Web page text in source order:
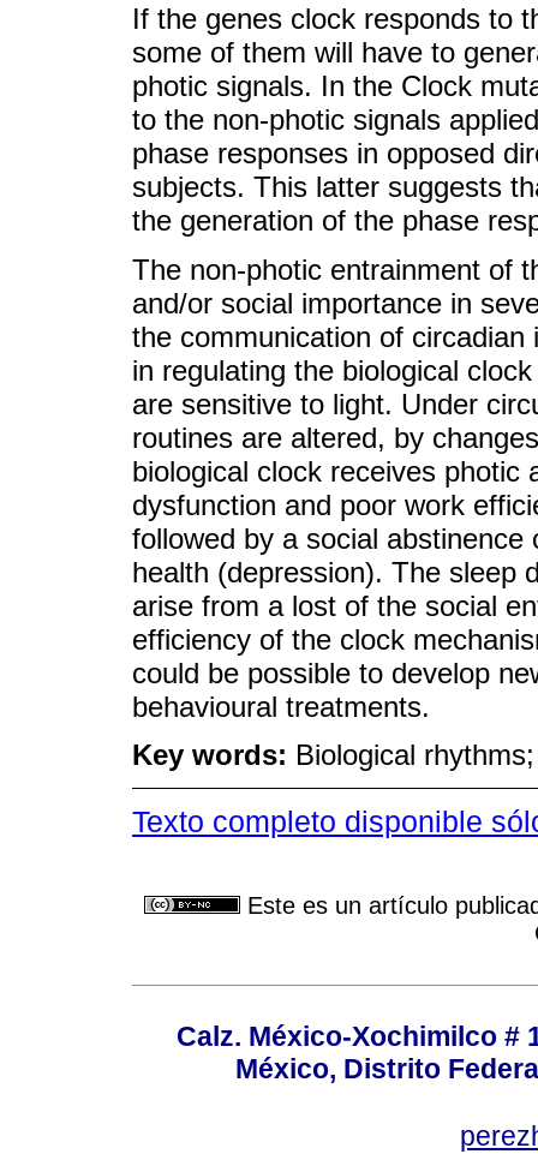
If the genes clock responds to
some of them will have to
photic signals. In the Clock
to the non-photic signals
phase responses in opposed
subjects. This latter suggests
the generation of the phase
The non-photic entrainment of
and/or social importance in
the communication of
in regulating the biological
are sensitive to light. Under
routines are altered, by
biological clock receives photic
dysfunction and poor work
followed by a social
health (depression). The sleep
arise from a lost of the social
efficiency of the clock
could be possible to develop
behavioural treatments.
Key words: Biological
Texto completo disponible
Este es un artículo
Calz. México-Xochimilco #
México, Distrito